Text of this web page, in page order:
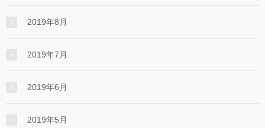
2019年8月
2019年7月
2019年6月
2019年5月